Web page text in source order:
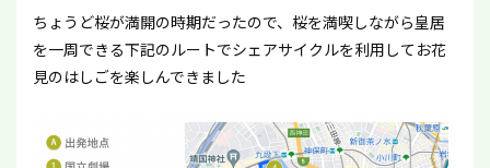
ちょうど桜が満開の時期だったので、桜を満喫しながら皇居
を一周できる下記のルートでシェアサイクルを利用してお花
見のはしごを楽しんできました